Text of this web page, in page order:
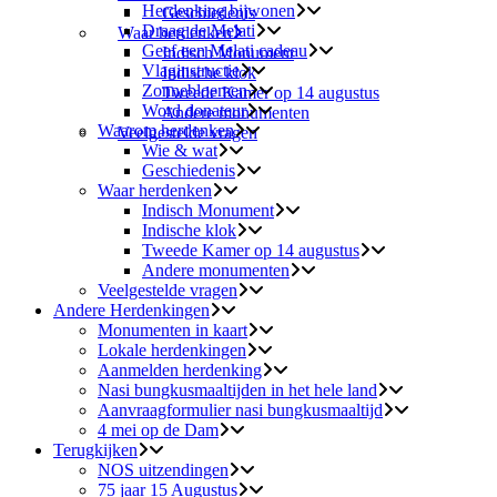
Geschiedenis
Waar herdenken
Indisch Monument
Indische klok
Tweede Kamer op 14 augustus
Andere monumenten
Veelgestelde vragen
Herdenking bijwonen
Draag de Melati
Geef een Melati cadeau
Vlaginstructie
Zonnebloemen
Word donateur
Waarom herdenken
Wie & wat
Geschiedenis
Waar herdenken
Indisch Monument
Indische klok
Tweede Kamer op 14 augustus
Andere monumenten
Veelgestelde vragen
Andere Herdenkingen
Monumenten in kaart
Lokale herdenkingen
Aanmelden herdenking
Nasi bungkusmaaltijden in het hele land
Aanvraagformulier nasi bungkusmaaltijd
4 mei op de Dam
Terugkijken
NOS uitzendingen
75 jaar 15 Augustus